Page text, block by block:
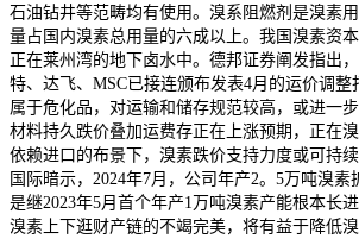
石油钻井等范畴均有使用。溴系阻燃剂是溴素
量占国内溴素总用量的六成以上。我国溴素资
正在莱州湾的地下卤水中。德邦证券阐发指出
特、达飞、MSC已接连颁布发表4月的运价调
属于危化品，对运输和储存规范较高，或进一
材料持久跌价叠加运费存正在上涨预期，正在
依赖进口的布景下，溴素跌价支持力度或可持
国际暗示，2024年7月，公司年产2。5万吨溴
是继2023年5月首个年产1万吨溴素产能根本长
溴素上下逛财产链的不竭完美，将有益于降低